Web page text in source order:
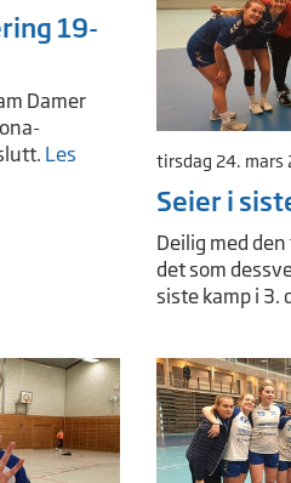
19-
Damer
Les
tirsdag 24. mars
Seier i
Deilig med
det som
siste kamp i 3.